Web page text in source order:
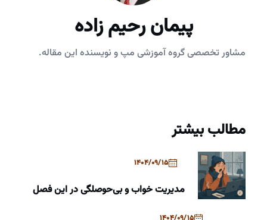
پیمان رحیم زاده
مشاور تخصصی گروه آموزشی مپ و نویسنده این مقاله.
مطالب بیشتر
1404/09/15
مدیریت خواب و بی‌حوصلگی در این فصل